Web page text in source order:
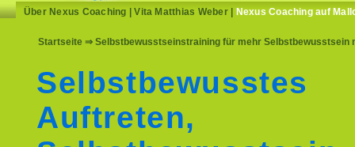
Über Nexus Coaching |Vita Matthias Weber| Nexus Coaching auf
Startseite ⇒ Selbstbewusstseinstraining für mehr Selbstbewusstsein
Selbstbewusstes
Auftreten,